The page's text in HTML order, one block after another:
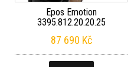
Epos Emotion
3395.812.20.20.25
87 690 Kč